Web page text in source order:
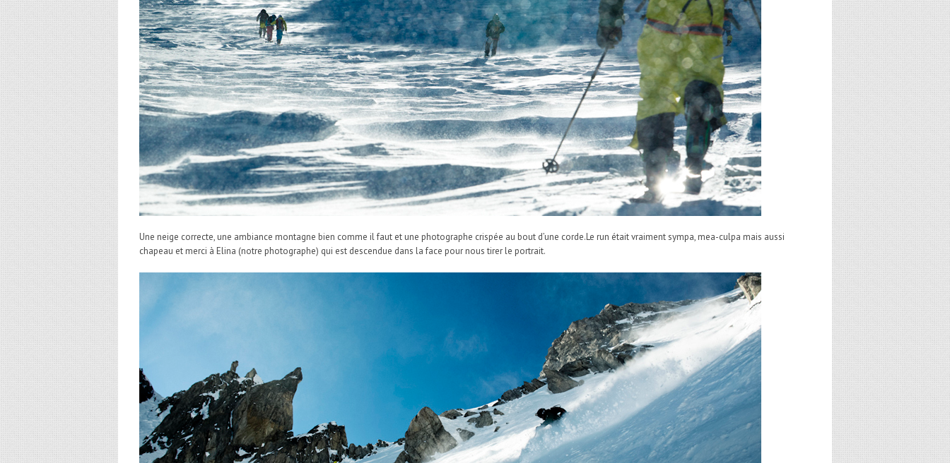
Une neige correcte, une ambiance montagne bien comme il faut et une photographe crispée au bout d’une corde.Le run était vraiment sympa, mea-culpa mais aussi
chapeau et merci à Elina (notre photographe) qui est descendue dans la face pour nous tirer le portrait.